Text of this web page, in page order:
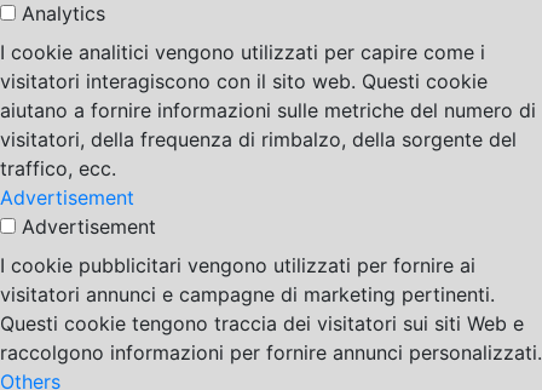
Analytics
I cookie analitici vengono utilizzati per capire come i
visitatori interagiscono con il sito web. Questi cookie
aiutano a fornire informazioni sulle metriche del numero di
visitatori, della frequenza di rimbalzo, della sorgente del
traffico, ecc.
Advertisement
Advertisement
I cookie pubblicitari vengono utilizzati per fornire ai
visitatori annunci e campagne di marketing pertinenti.
Questi cookie tengono traccia dei visitatori sui siti Web e
raccolgono informazioni per fornire annunci personalizzati.
Others